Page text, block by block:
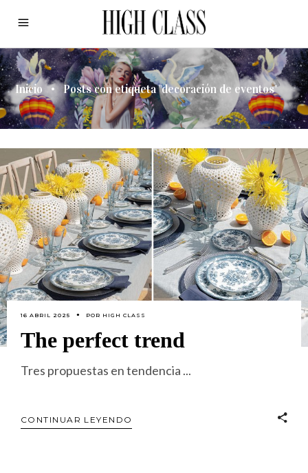
Inicio • Posts con etiqueta "decoración de eventos"
16 ABRIL 2025 POR HIGH CLASS
The perfect trend
Tres propuestas en tendencia
CONTINUAR LEYENDO